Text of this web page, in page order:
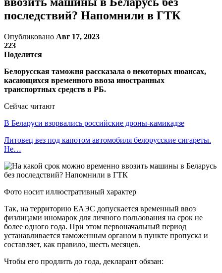
последствий? Напомнили в ГТК
Опубликовано Авг 17, 2023
223
Поделится
Белорусская таможня рассказала о некоторых нюансах,
касающихся временного ввоза иностранных
транспортных средств в РБ.
Сейчас читают
В Беларуси взорвались российские дроны-камикадзе
Литовец вез под капотом автомобиля белорусские сигареты.
Не…
Фото носит иллюстративный характер
Так, на территорию ЕАЭС допускается временный ввоз
физлицами иномарок для личного пользования на срок не
более одного года. При этом первоначальный период
устанавливается таможенным органом в пункте пропуска и
составляет, как правило, шесть месяцев.
Чтобы его продлить до года, декларант обязан: